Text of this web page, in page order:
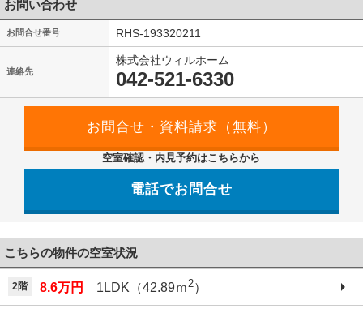
お問い合わせ
お問合せ番号 RHS-193320211
連絡先
株式会社ウィルホーム
042-521-6330
空室確認・内見予約はこちらから
電話でお問合せ
こちらの物件の空室状況
2階 8.6万円 1LDK（42.89ｍ2）